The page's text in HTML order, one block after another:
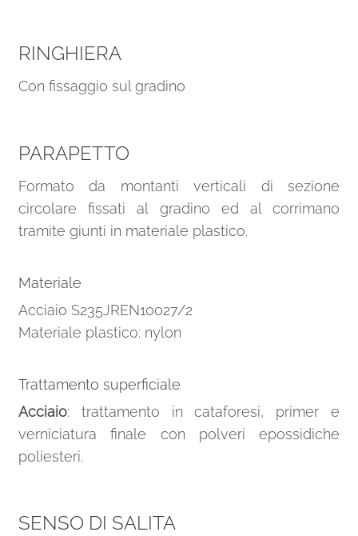
RINGHIERA
Con fissaggio sul gradino
PARAPETTO
Formato da montanti verticali di sezione
circolare fissati al gradino ed al corrimano
tramite giunti in materiale plastico.
Materiale
Acciaio S235JREN10027/2
Materiale plastico: nylon
Trattamento superficiale
Acciaio: trattamento in cataforesi, primer e
verniciatura finale con polveri epossidiche
poliesteri.
SENSO DI SALITA